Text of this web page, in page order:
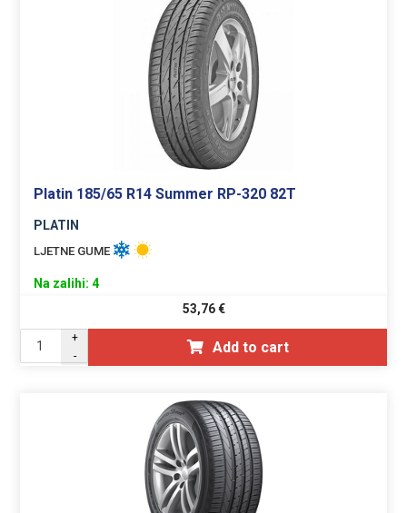
Platin 185/65 R14 Summer RP-320 82T
PLATIN
LJETNE GUME
Na zalihi: 4
53,76€
+
-
Add to cart